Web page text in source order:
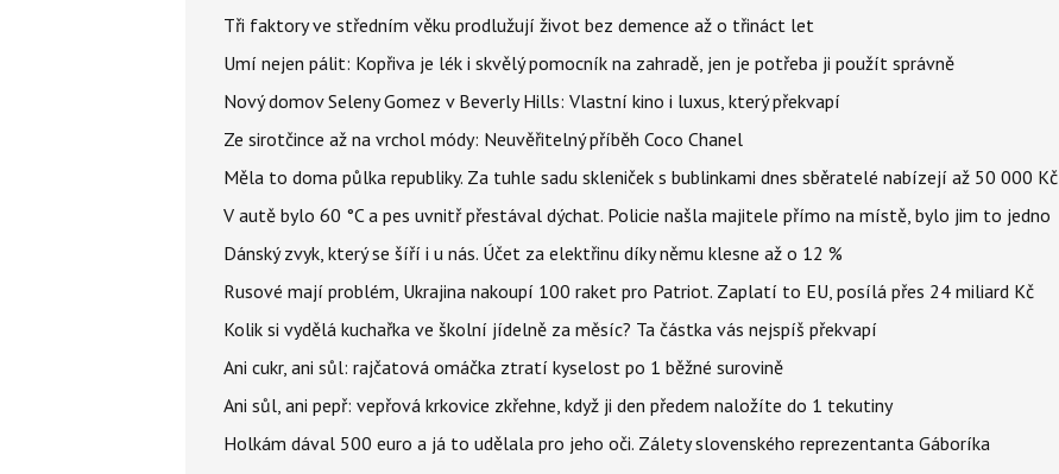
Tři faktory ve středním věku prodlužují život bez demence až o třináct let
Umí nejen pálit: Kopřiva je lék i skvělý pomocník na zahradě, jen je potřeba ji použít správně
Nový domov Seleny Gomez v Beverly Hills: Vlastní kino i luxus, který překvapí
Ze sirotčince až na vrchol módy: Neuvěřitelný příběh Coco Chanel
Měla to doma půlka republiky. Za tuhle sadu skleniček s bublinkami dnes sběratelé nabízejí až 50 000 Kč
V autě bylo 60 °C a pes uvnitř přestával dýchat. Policie našla majitele přímo na místě, bylo jim to jedno
Dánský zvyk, který se šíří i u nás. Účet za elektřinu díky němu klesne až o 12 %
Rusové mají problém, Ukrajina nakoupí 100 raket pro Patriot. Zaplatí to EU, posílá přes 24 miliard Kč
Kolik si vydělá kuchařka ve školní jídelně za měsíc? Ta částka vás nejspíš překvapí
Ani cukr, ani sůl: rajčatová omáčka ztratí kyselost po 1 běžné surovině
Ani sůl, ani pepř: vepřová krkovice zkřehne, když ji den předem naložíte do 1 tekutiny
Holkám dával 500 euro a já to udělala pro jeho oči. Zálety slovenského reprezentanta Gáboríka